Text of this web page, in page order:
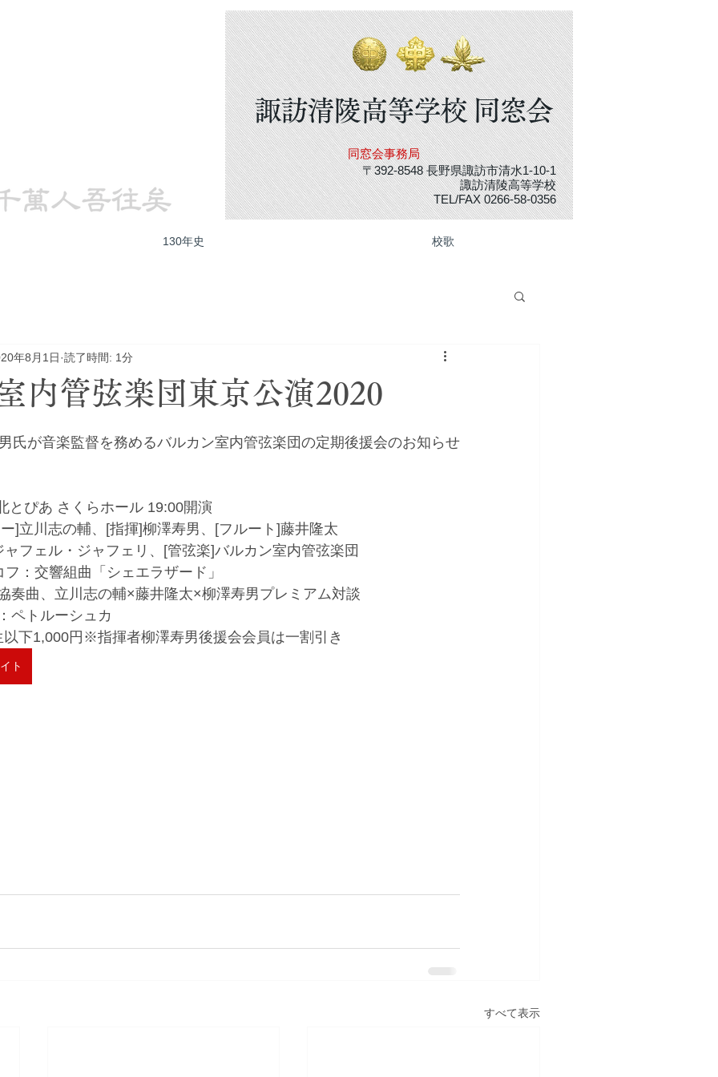
諏訪清陵高等学校 同窓会​
同窓会事務局
〒392-8548長野県諏訪市清水1-10-1
諏訪清陵高等学校
TEL/FAX 0266-58-0356
130年史 校歌
内管弦楽団東京公演2020
年8月1日 読了時間: 1分
氏が音楽監督を務めるバルカン室内管弦楽団の定期後援会のお知らせ
とぴあ さくらホール 19:00開演
]立川志の輔、[指揮]柳澤寿男、[フルート]藤井隆太
フェル・ジャフェリ、[管弦楽]バルカン室内管弦楽団
：交響組曲「シェエラザード」
奏曲、立川志の輔×藤井隆太×柳澤寿男プレミアム対談
ペトルーシュカ
下1,000円※指揮者柳澤寿男後援会会員は一割引き
ト
すべて表示